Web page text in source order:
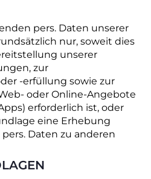
pers. Daten unserer
nur, soweit dies
unserer
zur
-erfüllung sowie zur
oder Online-Angebote
erforderlich ist, oder
eine Erhebung
Daten zu anderen